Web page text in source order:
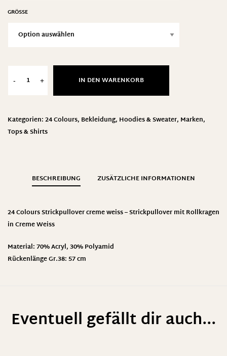
GRÖSSE
- + IN DEN WARENKORB
Kategorien:24 Colours, Bekleidung, Hoodies & Sweater, Marken,
Tops & Shirts
BESCHREIBUNG ZUSÄTZLICHE INFORMATIONEN
24 Colours Strickpullover creme weiss – Strickpullover mit Rollkragen
in Creme Weiss
Material: 70% Acryl, 30% Polyamid
Rückenlänge Gr.38: 57 cm
Eventuell gefällt dir auch...